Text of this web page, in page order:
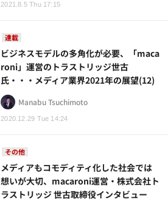
2021.8.5 Thu 17:15
連載
2020.12.29 Tue 14:24
ビジネスモデルの多角化が必要、「maca
roni」運営のトラストリッジ世古
氏・・・メディア業界2021年の展望(12)
Manabu Tsuchimoto
その他
メディアもコモディティ化した社会では
想いが大切、macaroni運営・株式会社ト
ラストリッジ 世古取締役インタビュー